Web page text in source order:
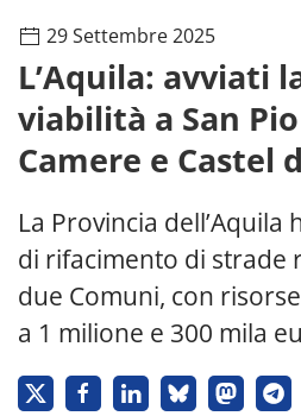
29 Settembre 2025
L’Aquila: avviati
viabilità a San
Camere e Castel
La Provincia dell’Aquila
di rifacimento di strade
due Comuni, con
a 1 milione e 300 mila